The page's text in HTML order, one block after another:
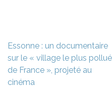
Navigation
de
l’article
Essonne : un documentaire
sur le « village le plus pollué
de France », projeté au
cinéma